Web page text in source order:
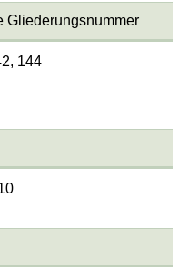
Gliederungsnummer
144